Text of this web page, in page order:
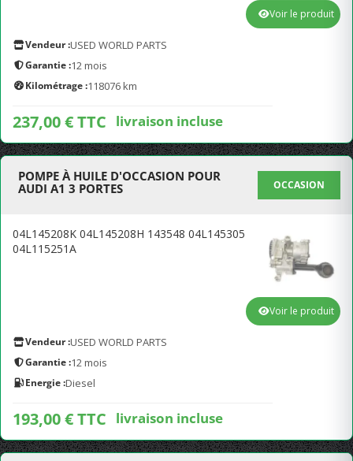
Vendeur :USED WORLD PARTS
Garantie :12 mois
Kilométrage :118076 km
237,00 € TTC livraison incluse
Voir le produit
POMPE À HUILE D'OCCASION POUR
AUDI A1 3 PORTES
OCCASION
04L145208K 04L145208H 143548 04L145305
04L115251A
Vendeur :USED WORLD PARTS
Garantie :12 mois
Energie :Diesel
193,00 € TTC livraison incluse
Voir le produit